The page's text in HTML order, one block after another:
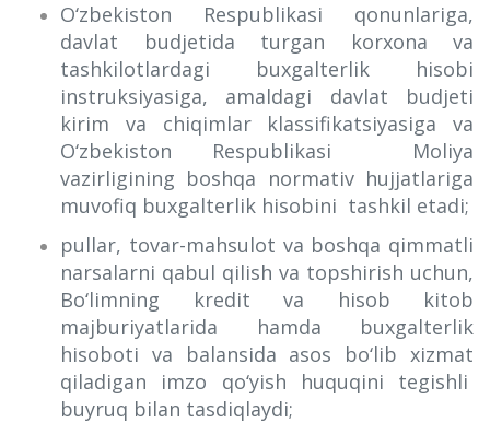
O‘zbekiston Respublikasi qonunlariga,
davlat budjetida turgan korxona va
tashkilotlardagi buxgalterlik hisobi
instruksiyasiga, amaldagi davlat budjeti
kirim va chiqimlar klassifikatsiyasiga va
O‘zbekiston Respublikasi Moliya
vazirligining boshqa normativ hujjatlariga
muvofiq buxgalterlik hisobini tashkil etadi;
pullar, tovar-mahsulot va boshqa qimmatli
narsalarni qabul qilish va topshirish uchun,
Bo‘limning kredit va hisob kitob
majburiyatlarida hamda buxgalterlik
hisoboti va balansida asos bo‘lib xizmat
qiladigan imzo qo‘yish huquqini tegishli
buyruq bilan tasdiqlaydi;